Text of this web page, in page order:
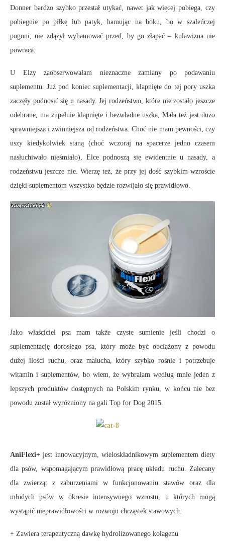
Donner bardzo szybko przestał utykać, nawet jak więcej pobiega, czy
pobiegnie po piłkę lub patyk, hamując na boku, bo w szaleńczej
pogoni, nie zdążył wyhamować przed, by go złapać – kulawizna nie
powraca.
U Elzy zaobserwowałam nieznaczne zamiany po podawaniu
suplementu. Już pod koniec suplementacji, klapnięte do tej pory uszka
zaczęły podnosić się u nasady. Jej rodzeństwo, które nie zostało jeszcze
odebrane, ma zupełnie klapnięte i bezwładne uszka, Mała też jest dużo
sprawniejsza i zwinniejsza od rodzeństwa. Choć nie mam pewności, czy
uszy kiedykolwiek staną (choć wczoraj na spacerze jedno czasem
nasłuchiwało nieśmiało), Elce podnoszą się ewidentnie u nasady, a
rodzeństwu jeszcze nie. Wierzę też, że przy jej dość szybkim wzroście
dzięki suplementom wszystko będzie rozwijało się prawidłowo.
Jako właściciel psa mam także czyste sumienie jeśli chodzi o
suplementację dorosłego psa, który może być obciążony z powodu
dużej ilości ruchu, oraz malucha, który szybko rośnie i potrzebuje
witamin i suplementów, bo wiem, że wybrałam według mnie jeden z
lepszych produktów dostępnych na Polskim rynku, w końcu nie bez
powodu został wyróżniony na gali Top for Dog 2015.
AniFlexi+ jest innowacyjnym, wieloskładnikowym suplementem diety
dla psów, wspomagającym prawidłową pracę układu ruchu. Zalecany
dla zwierząt z zaburzeniami w funkcjonowaniu stawów oraz dla
młodych psów w okresie intensywnego wzrostu, u których mogą
wystąpić nieprawidłowości w rozwoju chrząstek stawowych:
+ Zawiera terapeutyczną dawkę hydrolizowanego kolagenu